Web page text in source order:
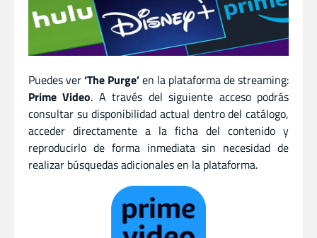
Puedes ver‘The Purge’en la plataforma de streaming:
Prime Video. A través del siguiente acceso podrás
consultar su disponibilidad actual dentro del catálogo,
acceder directamente a la ficha del contenido y
reproducirlo de forma inmediata sin necesidad de
realizar búsquedas adicionales en la plataforma.